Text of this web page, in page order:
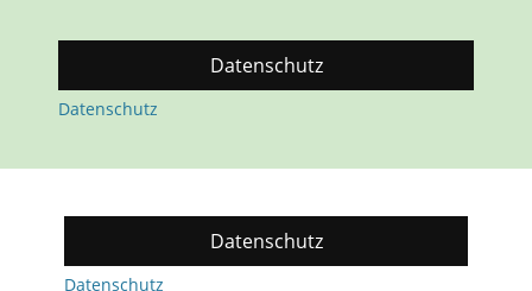
Datenschutz
Datenschutz
Datenschutz
Datenschutz